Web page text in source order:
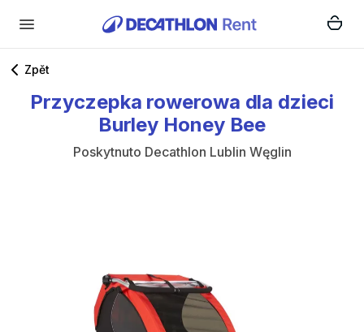
Zpět
Przyczepka rowerowa dla dzieci
Burley Honey Bee
Poskytnuto Decathlon Lublin Węglin